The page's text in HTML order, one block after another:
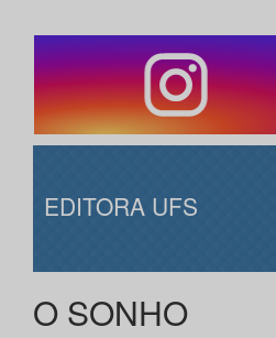
EDITORA UFS
O SONHO